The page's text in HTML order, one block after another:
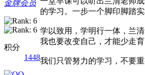
金牌会员
积分
1448
的学习。一步一个脚印脚踏
学以致用，学明行一体，兰
我也要改变自己，才能少走育
我们只管努力的学习，不要